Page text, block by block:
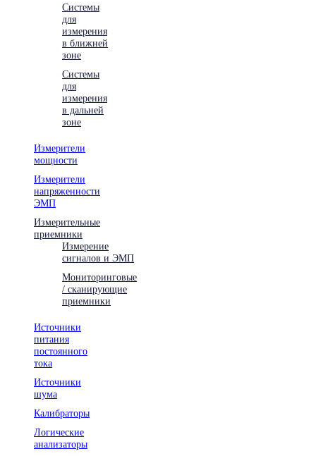
Системы
для
измерения
в ближней
зоне
Системы
для
измерения
в дальней
зоне
Измерители
мощности
Измерители
напряженности
ЭМП
Измерительные
приемники
Измерение
сигналов и ЭМП
Мониторинговые
/ сканирующие
приемники
Источники
питания
постоянного
тока
Источники
шума
Калибраторы
Логические
анализаторы